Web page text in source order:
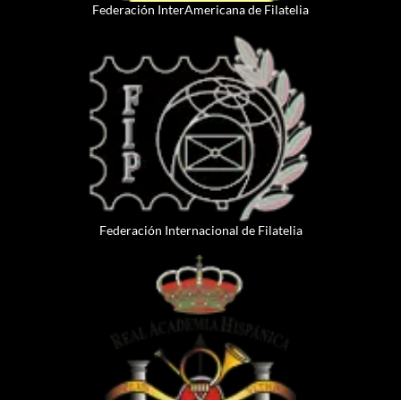
Federación InterAmericana de Filatelia
Federación Internacional de Filatelia